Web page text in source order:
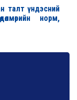
талт үндэсний
норм,